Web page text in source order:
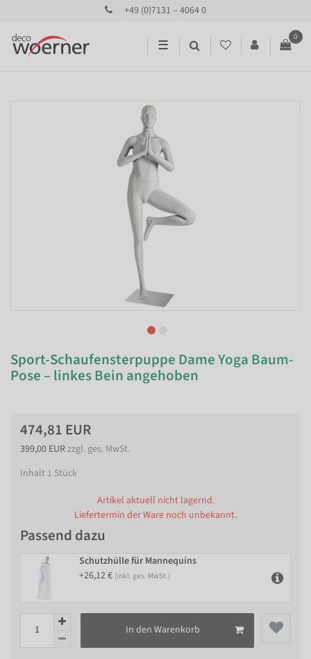
+49 (0)7131 – 4064 0
☰
0
Sport-Schaufensterpuppe Dame Yoga Baum-
Pose – linkes Bein angehoben
474,81 EUR
399,00 EURzzgl. ges. MwSt.
Inhalt 1 Stück
Artikel aktuell nicht lagernd.
Liefertermin der Ware noch unbekannt.
Passend dazu
Schutzhülle für Mannequins
+26,12 € (inkl. ges. MwSt.)
In den Warenkorb